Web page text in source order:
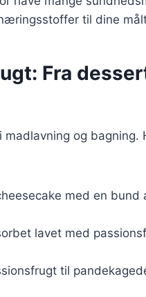
til dine
Fra
og bagning.
med en bund
lavet med
til